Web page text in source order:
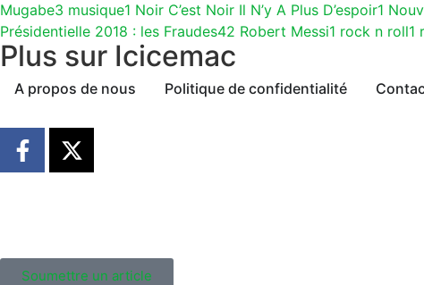
Mugabe3 musique1 Noir C’est Noir Il N’y A Plus D’espoir1
Présidentielle 2018 : les Fraudes42 Robert Messi1 rock n roll1
Plus sur Icicemac
A propos de nous Politique de confidentialité
Soumettre un article